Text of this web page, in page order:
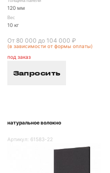
Толщина панели
120 мм
Вес
10 кг
От 80 000 до 104 000 ₽
(в зависимости от формы оплаты)
под заказ
Запросить
натуральное волокно
Артикул: 61583-22